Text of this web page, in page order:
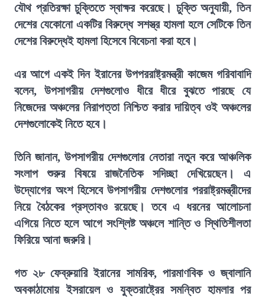
যৌথ প্রতিরক্ষা চুক্তিতে স্বাক্ষর করেছে। চুক্তি অনুযায়ী, তিন
দেশের যেকোনো একটির বিরুদ্ধে সশস্ত্র হামলা হলে সেটিকে তিন
দেশের বিরুদ্ধেই হামলা হিসেবে বিবেচনা করা হবে।
এর আগে একই দিন ইরানের উপপররাষ্ট্রমন্ত্রী কাজেম গরিবাবাদি
বলেন, উপসাগরীয় দেশগুলোও ধীরে ধীরে বুঝতে পারছে যে
নিজেদের অঞ্চলের নিরাপত্তা নিশ্চিত করার দায়িত্ব ওই অঞ্চলের
দেশগুলোকেই নিতে হবে।
তিনি জানান, উপসাগরীয় দেশগুলোর নেতারা নতুন করে আঞ্চলিক
সংলাপ শুরুর বিষয়ে রাজনৈতিক সদিচ্ছা দেখিয়েছেন। এ
উদ্যোগের অংশ হিসেবে উপসাগরীয় দেশগুলোর পররাষ্ট্রমন্ত্রীদের
নিয়ে বৈঠকের প্রস্তাবও রয়েছে। তবে এ ধরনের আলোচনা
এগিয়ে নিতে হলে আগে সংশ্লিষ্ট অঞ্চলে শান্তি ও স্থিতিশীলতা
ফিরিয়ে আনা জরুরি।
গত ২৮ ফেব্রুয়ারি ইরানের সামরিক, পারমাণবিক ও জ্বালানি
অবকাঠামোয় ইসরায়েল ও যুক্তরাষ্ট্রের সমন্বিত হামলার পর